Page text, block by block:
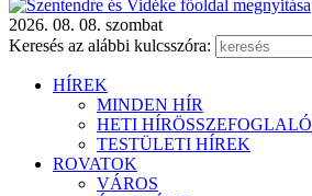
2026. 08. 08. szombat
Keresés az alábbi kulcsszóra:
HÍREK
MINDEN HÍR
HETI HÍRÖSSZEFOGLALÓ
TESTÜLETI HÍREK
ROVATOK
VÁROS